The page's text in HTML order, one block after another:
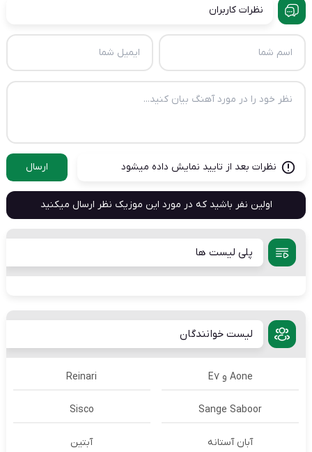
نظرات کاربران
نظرات بعد از تایید نمایش داده میشود ارسال
اولین نفر باشید که در مورد این موزیک نظر ارسال میکنید
پلی لیست ها
لیست خوانندگان
Aone و E7 Reinari
Sange Saboor
Sisco
آبان آستانه آبتین